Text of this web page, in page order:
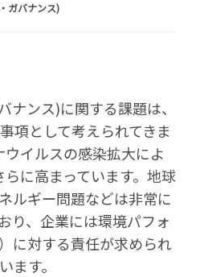
ガバナンス)
ナンス)に関する課題は、
項として考えられてきま
ウイルスの感染拡大によ
らに高まっています。地球
ルギー問題などは非常に
り、企業には環境パフォ
に対する責任が求められ
ます。